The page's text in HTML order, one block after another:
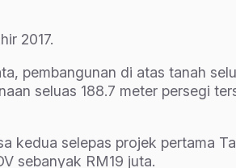
2017.
pembangunan di atas tanah
seluas 188.7 meter persegi
kedua selepas projek pertama
sebanyak RM19 juta.